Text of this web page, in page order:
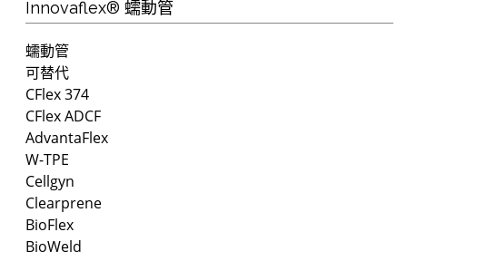
Innovaflex® 蠕動管
蠕動管
可替代
CFlex 374
CFlex ADCF
AdvantaFlex
W-TPE
Cellgyn
Clearprene
BioFlex
BioWeld